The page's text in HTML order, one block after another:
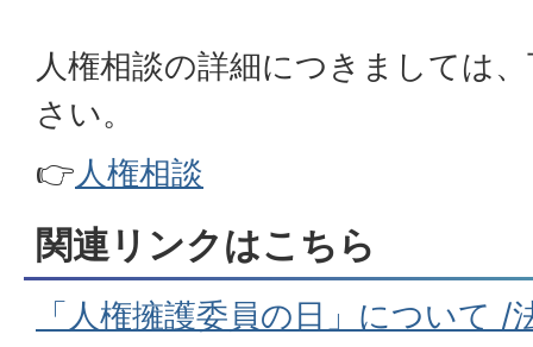
人権相談の詳細につきましては
さい。
👉人権相談
関連リンクはこちら
「人権擁護委員の日」について /